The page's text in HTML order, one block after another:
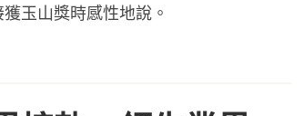
玉山獎時感性地說。